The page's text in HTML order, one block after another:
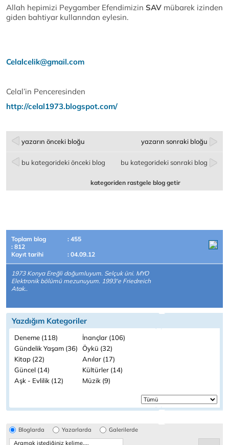
Allah hepimizi Peygamber Efendimizin SAV mübarek izinden
giden bahtiyar kullarından eylesin.
Celalcelik@gmail.com
Celal’in Penceresinden
http://celal1973.blogspot.com/
yazarın önceki bloğu yazarın sonraki bloğu
bu kategorideki önceki blog bu kategorideki sonraki blog
kategoriden rastgele blog getir
Toplam blog
: 455
: 812
Kayıt tarihi
: 04.09.12
1973 Konya Ereğli doğumluyum. Selçuk üni. MYO
Elektronik bölümü mezunuyum. 1993'e Friedreich
Atak..
Yazdığım Kategoriler
Deneme (118)
İnançlar (106)
Gündelik Yaşam (36)
Öykü (32)
Kitap (22)
Anılar (17)
Güncel (14)
Kültürler (14)
Aşk - Evlilik (12)
Müzik (9)
Bloglarda Yazarlarda Galerilerde